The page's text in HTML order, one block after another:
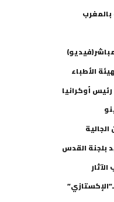
الأطباء
أوكرانيا
بلجنة القدس